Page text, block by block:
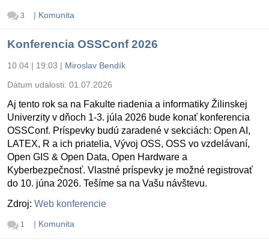
3 | Komunita
Konferencia OSSConf 2026
10.04 | 19:03 | Miroslav Bendík
Dátum udalosti: 01.07.2026
Aj tento rok sa na Fakulte riadenia a informatiky Žilinskej
Univerzity v dňoch 1-3. júla 2026 bude konať konferencia
OSSConf. Príspevky budú zaradené v sekciách: Open AI,
LATEX, R a ich priatelia, Vývoj OSS, OSS vo vzdelávaní,
Open GIS & Open Data, Open Hardware a
Kyberbezpečnosť. Vlastné príspevky je možné registrovať
do 10. júna 2026. Tešíme sa na Vašu návštevu.
Zdroj: Web konferencie
1 | Komunita